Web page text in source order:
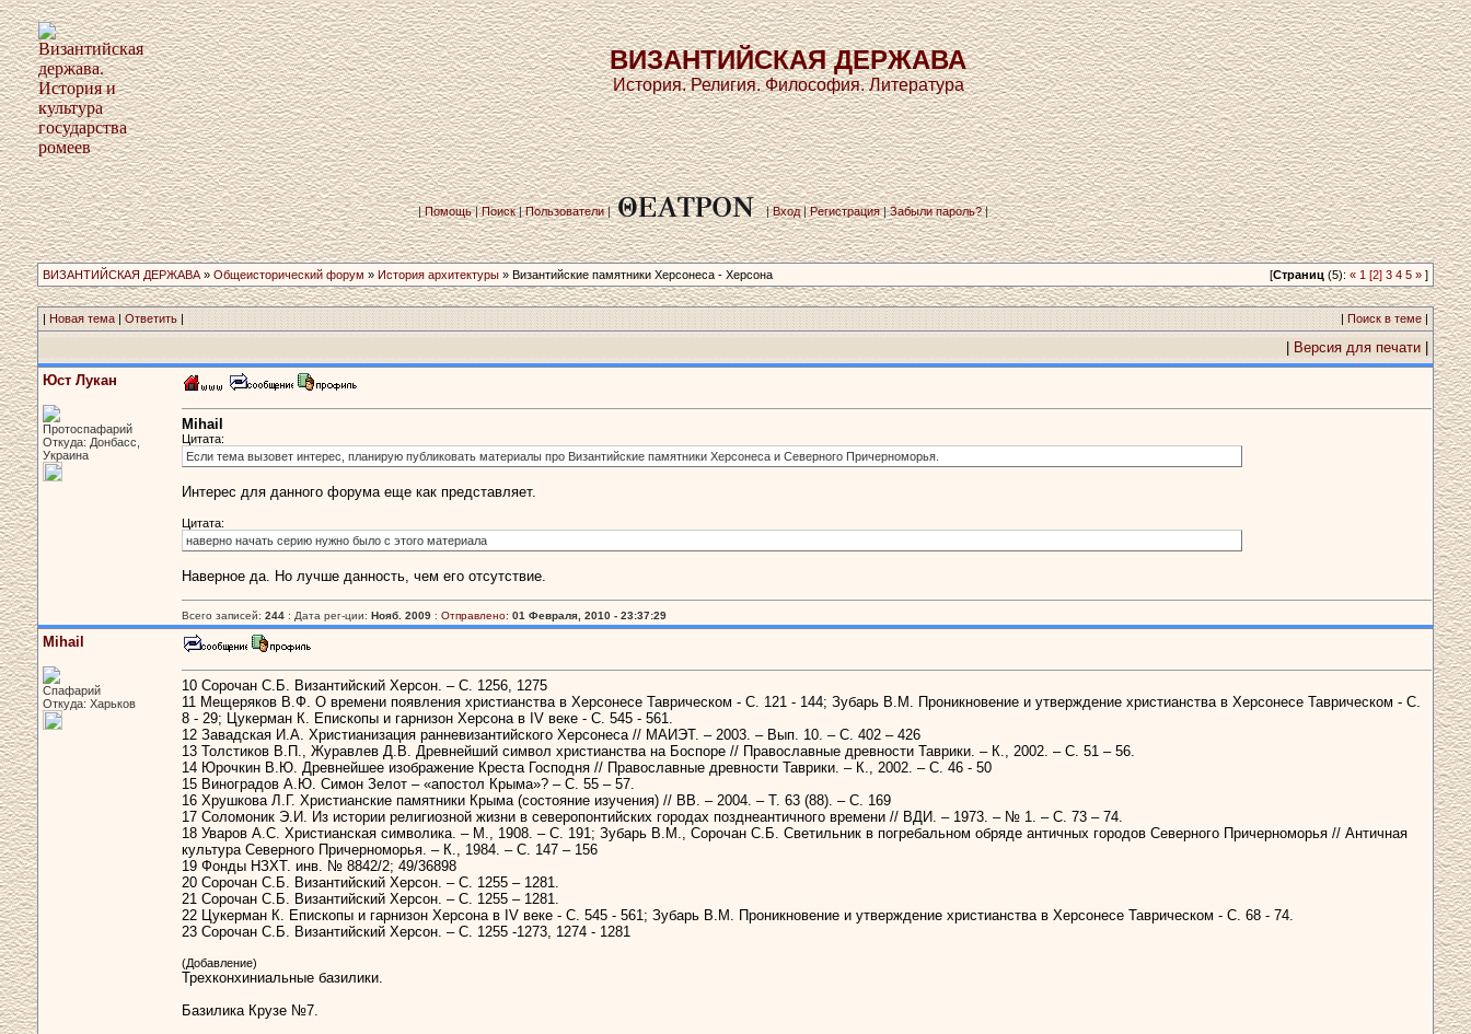
ВИЗАНТИЙСКАЯ ДЕРЖАВА
История. Религия. Философия. Литература
|Помощь|Поиск|Пользователи| |Вход|Регистрация|Забыли пароль?|
ВИЗАНТИЙСКАЯ ДЕРЖАВА » Общеисторический форум » История архитектуры » Византийские памятники Херсонеса­ - Херсона [Страниц (5): « 1 [2] 3 4 5 » ]
| Новая тема|Ответить | |Поиск в теме|
Версия для печати
Юст Лукан
Протоспафарий
Откуда: Донбасс,
Украина
Mihail
Цитата:
Если тема вызовет интерес, планирую публиковать материалы про Византийские памятники Херсонеса и Северного Причерноморья.
Интерес для данного форума еще как представляет.
Цитата:
наверно начать серию нужно было с этого материала
Наверное да. Но лучше данность, чем его отсутствие.
Всего записей: 244 : Дата рег-ции: Нояб. 2009 : Отправлено: 01 Февраля, 2010 - 23:37:29
Mihail
Спафарий
Откуда: Харьков
10 Сорочан С.Б. Византийский Херсон. – С. 1256, 1275
11 Мещеряков В.Ф. О времени появления христианства в Херсонесе Таврическом - С. 121 - 144; Зубарь В.М. Проникновение и утверждение христианства в Херсонесе Таврическом - С.
8 - 29; Цукерман К. Епископы и гарнизон Херсона в IV веке - С. 545 - 561.
12 Завадская И.А. Христианизация ранневизантийского Херсонеса // МАИЭТ. – 2003. – Вып. 10. – С. 402 – 426
13 Толстиков В.П., Журавлев Д.В. Древнейший символ христианства на Боспоре // Православные древности Таврики. – К., 2002. – С. 51 – 56.
14 Юрочкин В.Ю. Древнейшее изображение Креста Господня // Православные древности Таврики. – К., 2002. – С. 46 - 50
15 Виноградов А.Ю. Симон Зелот – «апостол Крыма»? – С. 55 – 57.
16 Хрушкова Л.Г. Христианские памятники Крыма (состояние изучения) // ВВ. – 2004. – Т. 63 (88). – С. 169
17 Соломоник Э.И. Из истории религиозной жизни в северопонтийских городах позднеантичного времени // ВДИ. – 1973. – № 1. – С. 73 – 74.
18 Уваров А.С. Христианская символика. – М., 1908. – С. 191; Зубарь В.М., Сорочан С.Б. Светильник в погребальном обряде античных городов Северного Причерноморья // Античная
культура Северного Причерноморья. – К., 1984. – С. 147 – 156
19 Фонды НЗХТ. инв. № 8842/2; 49/36898
20 Сорочан С.Б. Византийский Херсон. – С. 1255 – 1281.
21 Сорочан С.Б. Византийский Херсон. – С. 1255 – 1281.
22 Цукерман К. Епископы и гарнизон Херсона в IV веке - С. 545 - 561; Зубарь В.М. Проникновение и утверждение христианства в Херсонесе Таврическом - С. 68 - 74.
23 Сорочан С.Б. Византийский Херсон. – С. 1255 -1273, 1274 - 1281
(Добавление)
Трехконхиниальные базилики.
Базилика Крузе №7.